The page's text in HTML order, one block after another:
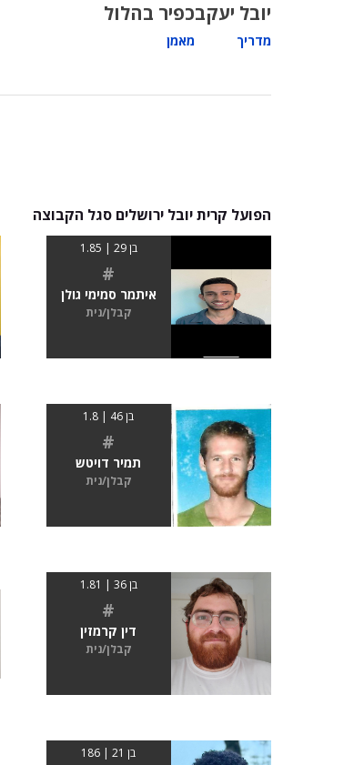
יובל יעקב
מדריך
כפיר בהלול
מאמן
הפועל קרית יובל ירושלים סגל הקבוצה
בן 29 | 1.85
#
איתמר סמימי גולן
קבלן/נית
בן 46 | 1.8
#
תמיר דויטש
קבלן/נית
בן 36 | 1.81
#
דין קרמזין
קבלן/נית
בן 21 | 186